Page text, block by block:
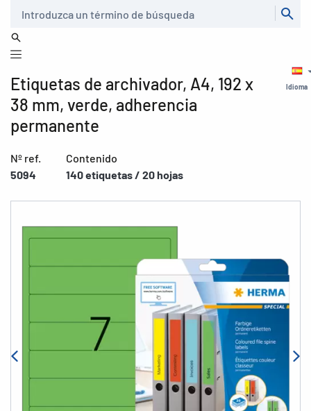
Idioma
Etiquetas de archivador, A4, 192 x
38 mm, verde, adherencia
permanente
Nº ref.
5094
Contenido
140 etiquetas / 20 hojas